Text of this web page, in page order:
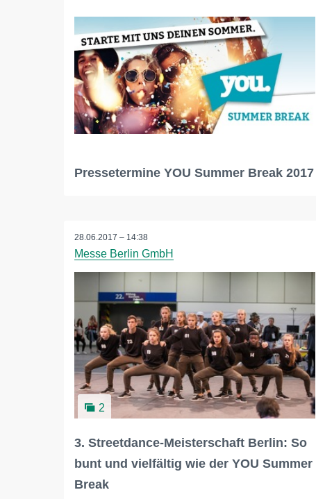
Pressetermine YOU Summer Break 2017
28.06.2017 – 14:38
Messe Berlin GmbH
2
3. Streetdance-Meisterschaft Berlin: So
bunt und vielfältig wie der YOU Summer
Break